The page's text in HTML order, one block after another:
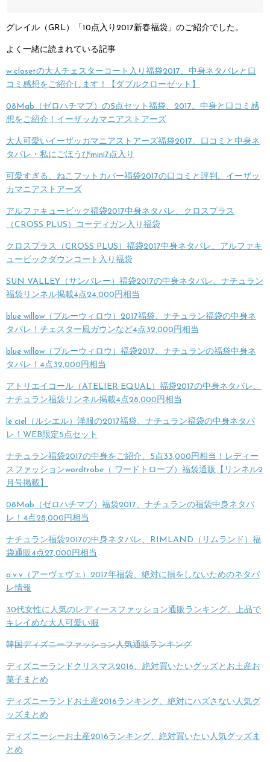
グレイル（GRL）「10点入り2017新春福袋」のご紹介でした。
よく一緒に読まれている記事
w closetの大人チェスターコート入り福袋2017、中身ネタバレと口
コミ感想をご紹介します！【ダブルクローゼット】
08Mab（ゼロハチマブ）の5点セット福袋、2017。中身と口コミ感
想をご紹介！イーザッカマニアストアーズ
大人可愛いイーザッカマニアストアーズ福袋2017、口コミと中身ネ
タバレ・私にごほうびmini7点入り
可愛すぎる、ねこフットカバー福袋2017の口コミと評判。イーザッ
カマニアストアーズ
アルファキュービック福袋2017中身ネタバレ、クロスプラス
（CROSS PLUS）コーディガン入り福袋
クロスプラス（CROSS PLUS）福袋2017中身ネタバレ、アルファキ
ュービックダウンコート入り福袋
SUN VALLEY（サンバレー）福袋2017の中身ネタバレ、ナチュラン
福袋リンネル掲載4点24,000円相当
blue willow（ブルーウィロウ）2017福袋、ナチュラン福袋の中身ネ
タバレ！チェスター風ガウンなど4点32,000円相当
blue willow（ブルーウィロウ）福袋2017、ナチュランの福袋中身ネ
タバレ！4点32,000円相当
アトリエイコール（ATELIER EQUAL）福袋2017の中身ネタバレ、
ナチュラン福袋リンネル掲載4点28,000円相当
le ciel（ルシエル）洋服の2017福袋、ナチュラン福袋の中身ネタバ
レ！WEB限定5点セット
ナチュラン福袋2017の中身をご紹介、5点33,000円相当！レディー
スファッションwordtrobe（ ワードトローブ）福袋通販【リンネル2
月号掲載】
08Mab（ゼロハチマブ）福袋2017、ナチュランの福袋中身ネタバ
レ！4点28,000円相当
ナチュラン福袋2017の中身ネタバレ、RIMLAND（リムランド）福
袋通販4点27,000円相当
a.v.v（アーヴェヴェ）2017年福袋、絶対に損をしないためのネタバ
レ情報
30代女性に人気のレディースファッション通販ランキング。上品で
キレイめな大人可愛い服
韓国ディズニーファッション人気通販ランキング
ディズニーランドクリスマス2016、絶対買いたいグッズとお土産お
菓子まとめ
ディズニーランドお土産2016ランキング、絶対にハズさない人気グ
ッズまとめ
ディズニーシーお土産2016ランキング、絶対買いたい人気グッズま
とめ